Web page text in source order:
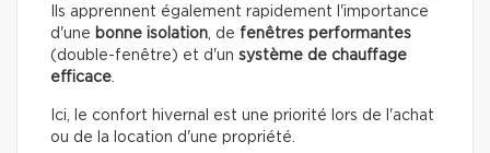
Ils apprennent également rapidement l'importance
d'une bonne isolation, de fenêtres performantes
(double-fenêtre) et d'un système de chauffage
efficace.
Ici, le confort hivernal est une priorité lors de l'achat
ou de la location d'une propriété.